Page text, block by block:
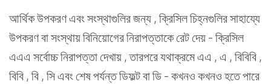
আর্থিক উপকরণ এবং সংস্থাগুলির জন্য , ক্রিসিল চিহ্নগুলির সাহায্যে
উপকরণ বা সংস্থায় বিনিয়োগের নিরাপত্তাকে রেট দেয় - ক্রিসিল
এএএ সর্বোচ্চ নিরাপত্তা দেখায় , তারপরে যথাক্রমে এএ , এ , বিবিবি ,
বিবি , বি , সি এবং শেষ পর্যন্ত ডিফল্ট বা ডি - কখনও কখনও হতে পারে